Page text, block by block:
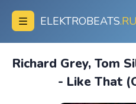
ELEKTROBEATS.RU
Richard Grey, Tom
- Like That